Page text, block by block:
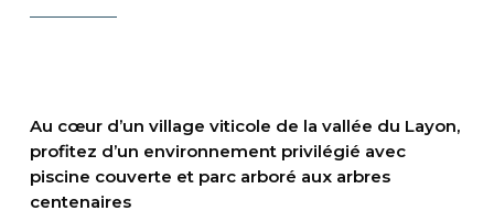
Au cœur d’un village viticole de la vallée du Layon,
profitez d’un environnement privilégié avec
piscine couverte et parc arboré aux arbres
centenaires